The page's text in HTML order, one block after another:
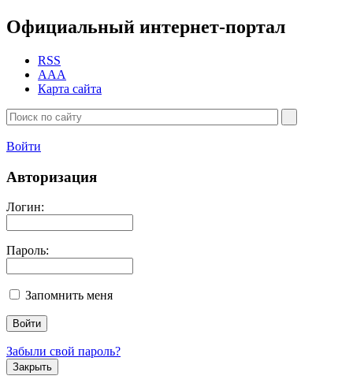
Официальный интернет-портал
RSS
AAA
Карта сайта
Войти
Авторизация
Логин:
Пароль:
Запомнить меня
Забыли свой пароль?
Закрыть